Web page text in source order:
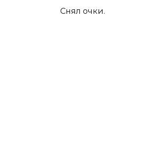
Снял очки.